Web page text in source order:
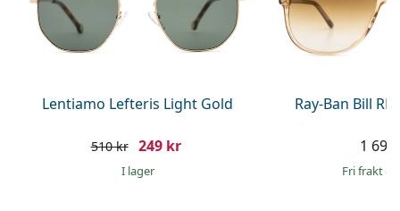
Lentiamo Lefteris Light Gold
510 kr 249 kr
I lager
Ray-Ban Bill
1
Fri frakt&